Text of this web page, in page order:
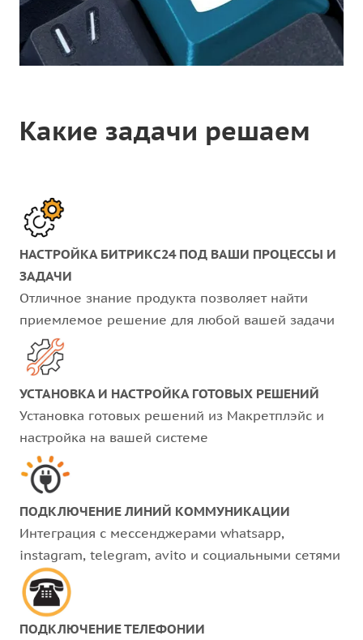
Какие задачи решаем
НАСТРОЙКА БИТРИКС24 ПОД ВАШИ ПРОЦЕССЫ И
ЗАДАЧИ
Отличное знание продукта позволяет найти
приемлемое решение для любой вашей задачи
УСТАНОВКА И НАСТРОЙКА ГОТОВЫХ РЕШЕНИЙ
Установка готовых решений из Макретплэйс и
настройка на вашей системе
ПОДКЛЮЧЕНИЕ ЛИНИЙ КОММУНИКАЦИИ
Интеграция с мессенджерами whatsapp,
instagram, telegram, avito и социальными сетями
ПОДКЛЮЧЕНИЕ ТЕЛЕФОНИИ